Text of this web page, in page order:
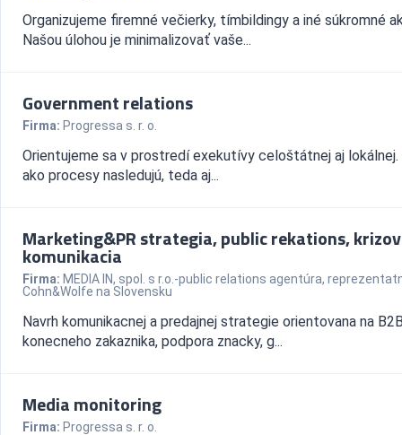
Organizujeme firemné večierky, tímbildingy a iné súkromné
Našou úlohou je minimalizovať vaše...
Government relations
Firma: Progressa s. r. o.
Orientujeme sa v prostredí exekutívy celoštátnej aj lokálnej.
ako procesy nasledujú, teda aj...
Marketing&PR strategia, public rekations,
komunikacia
Firma: MEDIA IN, spol. s r.o.-public relations agentúra,
Cohn&Wolfe na Slovensku
Navrh komunikacnej a predajnej strategie orientovana na
konecneho zakaznika, podpora znacky, g...
Media monitoring
Firma: Progressa s. r. o.